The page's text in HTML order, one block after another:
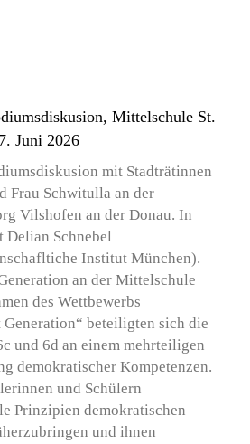
Mittelschule St.
Juni 2026
mit Stadträtinnen
Frau Schwitulla an der
Vilshofen an der Donau. In
Delian Schnebel
Institut München).
an der Mittelschule
des Wettbewerbs
beteiligten sich die
und 6d an einem mehrteiligen
demokratischer Kompetenzen.
und Schülern
Prinzipien demokratischen
und ihnen